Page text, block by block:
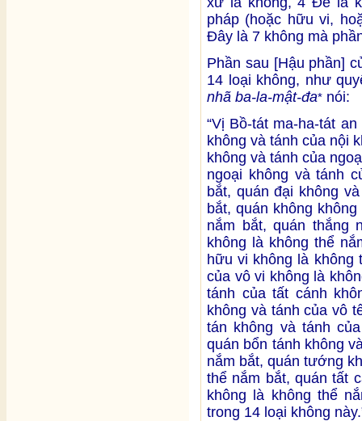
pháp (hoặc hữu vi,
Đây là 7 không mà
Phần sau [Hậu phần]
14 loại không, như
nhã ba-la-mật-đa* nói:
“Vị Bồ-tát ma-ha-tát
không và tánh của nội
không và tánh của
ngoại không và tánh
bắt, quán đại không
bắt, quán không
nắm bắt, quán thắng
không là không thể
hữu vi không là không
của vô vi không là
tánh của tất cánh
không và tánh của vô
tán không và tánh
quán bổn tánh không
nắm bắt, quán tướng
thể nắm bắt, quán tất
không là không thể
trong 14 loại không